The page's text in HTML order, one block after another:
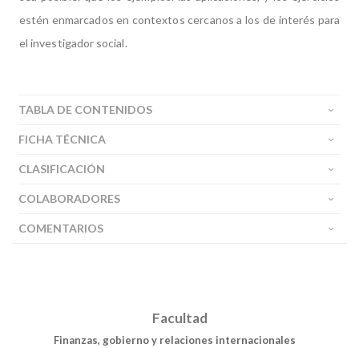
estén enmarcados en contextos cercanos a los de interés para
el investigador social.
TABLA DE CONTENIDOS
FICHA TÉCNICA
CLASIFICACIÓN
COLABORADORES
COMENTARIOS
Facultad
Finanzas, gobierno y relaciones internacionales